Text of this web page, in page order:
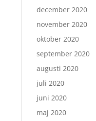
december 2020
november 2020
oktober 2020
september 2020
augusti 2020
juli 2020
juni 2020
maj 2020